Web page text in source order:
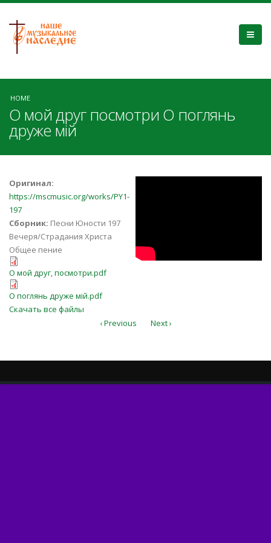
HOME
О мой друг посмотри О поглянь
друже мій
Оригинал:
https://mscmusic.org/works/PY1-
197
Сборник: Песни Юности 197
Вечеря/Страдания Христа
Общее пение
О мой друг, посмотри.pdf
О мой друг, посмотри.pdf
О поглянь друже мій.pdf
О поглянь друже мій.pdf
Скачать все файлы
‹ Previous Next ›